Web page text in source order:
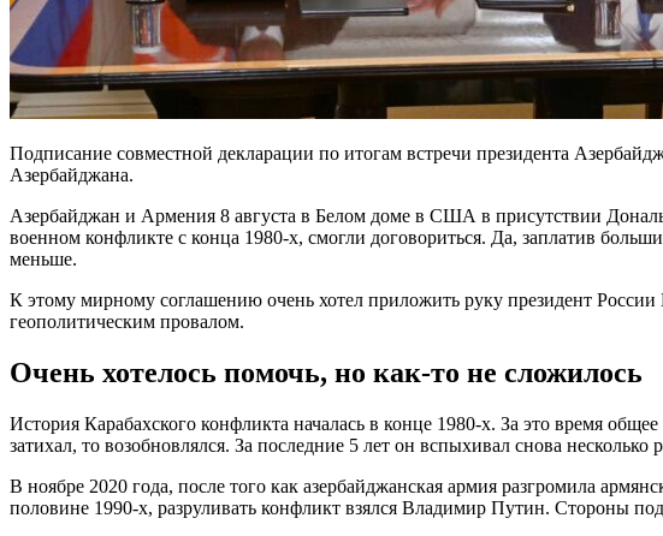
Подписание совместной декларации по итогам встречи президента
Азербайджана.
Азербайджан и Армения 8 августа в Белом доме в США в присутствии
военном конфликте с конца 1980-х, смогли договориться. Да, заплатив
меньше.
К этому мирному соглашению очень хотел приложить руку президент
геополитическим провалом.
Очень хотелось помочь, но как-то не сложилось
История Карабахского конфликта началась в конце 1980-х. За это время
затихал, то возобновлялся. За последние 5 лет он вспыхивал снова несколько
В ноябре 2020 года, после того как азербайджанская армия разгромила
половине 1990-х, разруливать конфликт взялся Владимир Путин. Стороны